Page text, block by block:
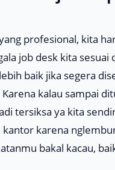
profesional, kita
job desk kita sesuai
baik jika segera
kalau sampai
tersiksa ya kita
karena
bakal kacau,